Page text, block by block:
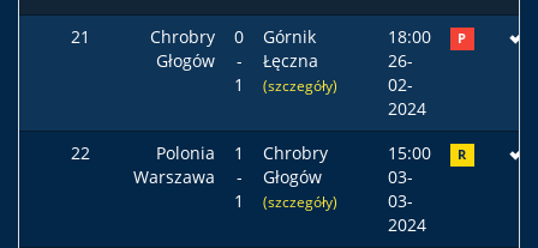
21
Chrobry
Głogów
0
-
1
Górnik
Łęczna
(szczegóły)
18:00
26-
02-
2024
P
22
Polonia
Warszawa
1
-
1
Chrobry
Głogów
(szczegóły)
15:00
03-
03-
2024
R